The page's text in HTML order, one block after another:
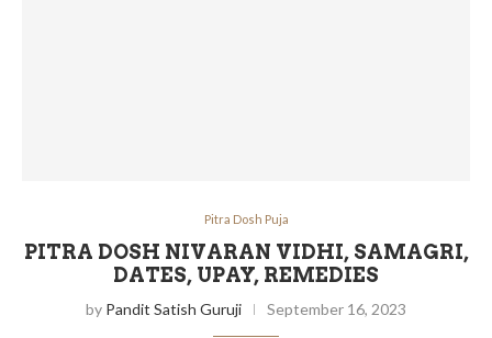
Pitra Dosh Puja
PITRA DOSH NIVARAN VIDHI, SAMAGRI,
DATES, UPAY, REMEDIES
by Pandit Satish Guruji September 16, 2023